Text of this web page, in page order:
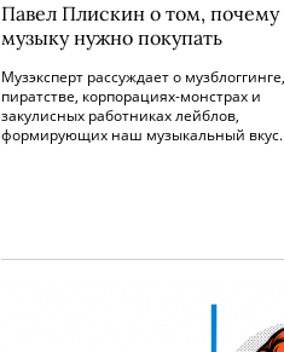
Павел Плискин о том, почему
музыку нужно покупать
Музэксперт рассуждает о музблоггинге,
пиратстве, корпорациях-монстрах и
закулисных работниках лейблов,
формирующих наш музыкальный вкус.